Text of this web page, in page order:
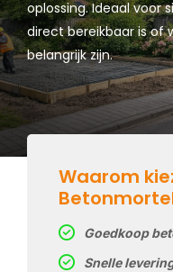
oplossing. Ideaal voor
direct bereikbaar is of
belangrijk zijn.
Waarom
Goedkoop
Snelle